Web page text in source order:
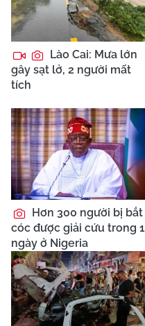
Lào Cai: Mưa lớn
gây sạt lở, 2 người mất
tích
Hơn 300 người bị bắt
cóc được giải cứu trong 1
ngày ở Nigeria